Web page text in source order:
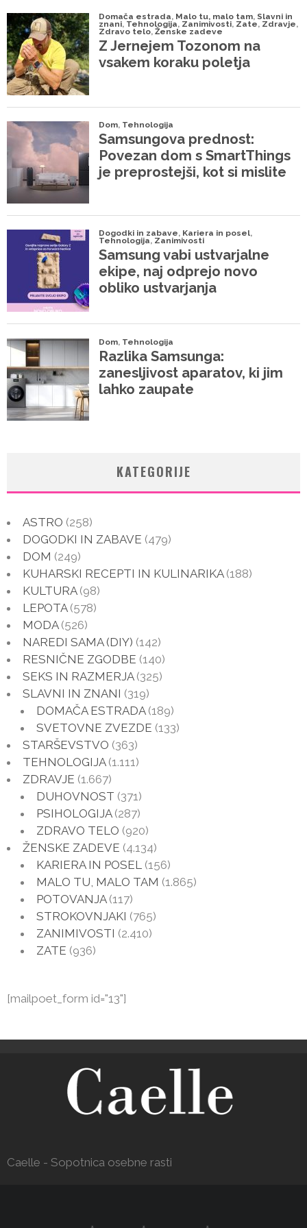
KATEGORIJE
ASTRO (258)
DOGODKI IN ZABAVE (479)
DOM (249)
KUHARSKI RECEPTI IN KULINARIKA(188)
KULTURA(98)
LEPOTA(578)
MODA(526)
NAREDI SAMA (DIY) (142)
RESNIČNE ZGODBE (140)
SEKS IN RAZMERJA(325)
SLAVNI IN ZNANI (319)
DOMAČA ESTRADA(189)
SVETOVNE ZVEZDE (133)
STARŠEVSTVO (363)
TEHNOLOGIJA(1.111)
ZDRAVJE (1.667)
DUHOVNOST (371)
PSIHOLOGIJA(287)
ZDRAVO TELO (920)
ŽENSKE ZADEVE (4.134)
KARIERA IN POSEL (156)
MALO TU, MALO TAM (1.865)
POTOVANJA(117)
STROKOVNJAKI (765)
ZANIMIVOSTI (2.410)
ZATE (936)
[mailpoet_form id="13"]
Caelle - Sopotnica osebne rasti